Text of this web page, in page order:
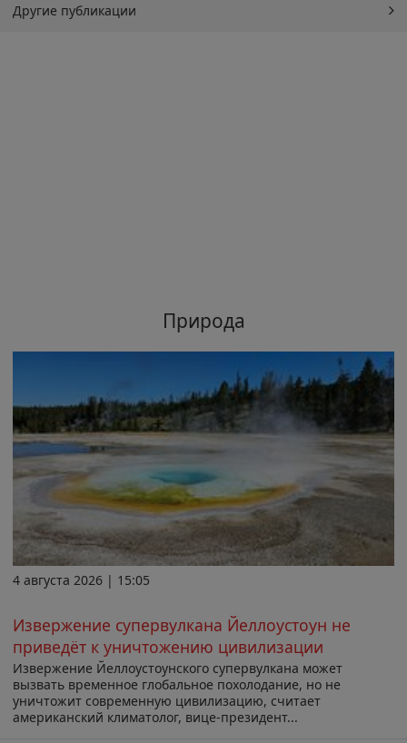
Другие публикации
Природа
4 августа 2026 | 15:05
Извержение супервулкана Йеллоустоун не
приведёт к уничтожению цивилизации
Извержение Йеллоустоунского супервулкана может
вызвать временное глобальное похолодание, но не
уничтожит современную цивилизацию, считает
американский климатолог, вице-президент...